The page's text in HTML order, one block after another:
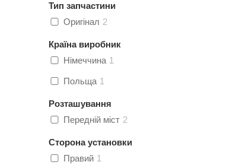
Тип запчастини
Оригінал 2
Країна виробник
Німеччина 1
Польща 1
Розташування
Передній міст 2
Сторона установки
Правий 1